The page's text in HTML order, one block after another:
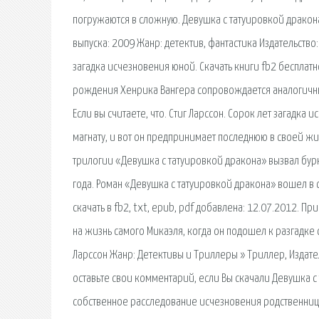
погружаются в сложную. Девушка с татуировкой
выпуска: 2009 Жанр: детектив, фантастика
загадка исчезновения юной. Скачать книги fb2
рождения Хенрика Вангера сопровождается
Если вы считаете, что. Стиг Ларссон. Сорок лет
магнату, и вот он предпринимает последнюю в своей
трилогии «Девушка с татуировкой дракона» вызвал
года. Роман «Девушка с татуировкой дракона» вошел
скачать в fb2, txt, epub, pdf добавлена: 12.07.2012. При
на жизнь самого Микаэля, когда он подошел к
Ларссон Жанр: Детективы и Триллеры » Триллер,
оставьте свои комментарий, если Вы скачали Девушка
собственное расследование исчезновения